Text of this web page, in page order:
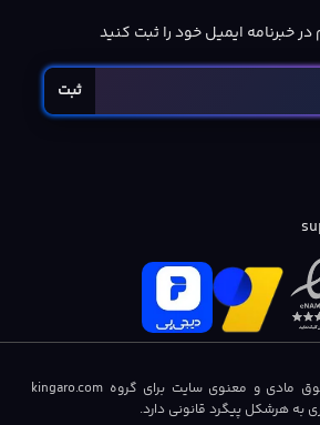
در خبرنامه ایمیل خود را ثبت کنید
ثبت
© 2020 – 2025 کلیه حقوق مادی و معنوی سایت برای گروه kingaro.com
به هرشکل پیگرد قانونی دارد.